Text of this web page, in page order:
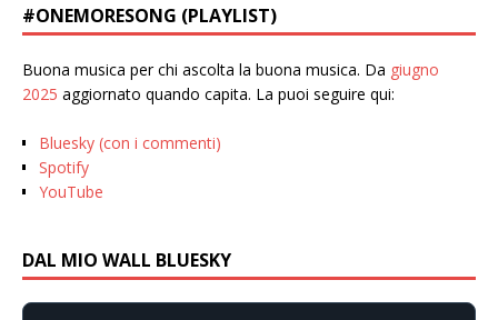
#ONEMORESONG (PLAYLIST)
Buona musica per chi ascolta la buona musica. Da giugno
2025 aggiornato quando capita. La puoi seguire qui:
Bluesky (con i commenti)
Spotify
YouTube
DAL MIO WALL BLUESKY